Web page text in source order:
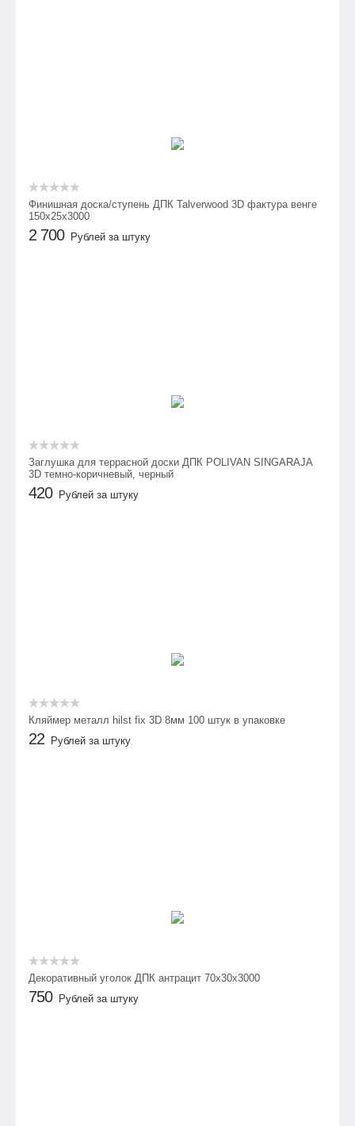
Финишная доска/ступень ДПК Talverwood 3D фактура венге
150х25х3000
2 700 Рублей за штуку
Заглушка для террасной доски ДПК POLIVAN SINGARAJA
3D темно-коричневый, черный
420 Рублей за штуку
Кляймер металл hilst fix 3D 8мм 100 штук в упаковке
22 Рублей за штуку
Декоративный уголок ДПК антрацит 70х30х3000
750 Рублей за штуку